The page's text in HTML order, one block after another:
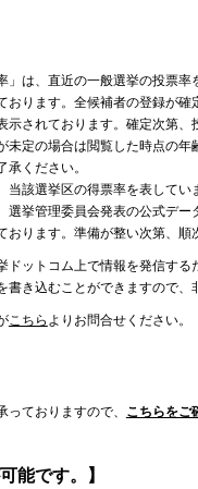
は、直近の一般選挙の投票率
ります。全候補者の登録が確
されております。確定次第、
定の場合は閲覧した時点の
ください。
該選挙区の得票率を表してい
挙管理委員会発表の公式デー
ります。準備が整い次第、順
ットコム上で情報を発信する
き込むことができますので、
こちら よりお問合せください。
ておりますので、 こちらをご
能です。】